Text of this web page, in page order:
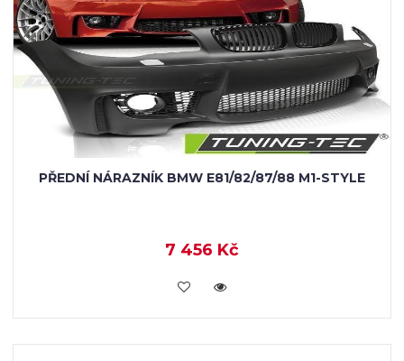
PŘEDNÍ NÁRAZNÍK BMW E81/82/87/88 M1-STYLE
7 456 Kč
KOUPIT